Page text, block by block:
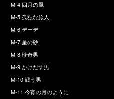
M-4 四月の風
M-5 孤独な旅人
M-6 デーデ
M-7 星の砂
M-8 珍奇男
M-9 かけだす男
M-10 戦う男
M-11 今宵の月のように